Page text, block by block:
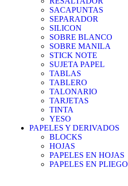
SACAPUNTAS
SEPARADOR
SILICON
SOBRE BLANCO
SOBRE MANILA
STICK NOTE
SUJETA PAPEL
TABLAS
TABLERO
TALONARIO
TARJETAS
TINTA
YESO
PAPELES Y DERIVADOS
BLOCKS
HOJAS
PAPELES EN HOJAS
PAPELES EN PLIEGO